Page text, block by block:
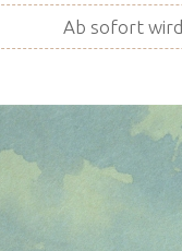
Ab sofort